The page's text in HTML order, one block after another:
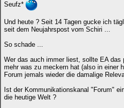
Seufz*
Und heute ? Seit 14 Tagen gucke ich
seit dem Neujahrspost vom Schiri ...
So schade ...
Wer das auch immer liest, sollte EA das
mehr was zu meckern hat (also in einer
Forum jemals wieder die damalige
Ist der Kommunikationskanal "Forum"
die heutige Welt ?